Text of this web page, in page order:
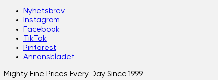
Nyhetsbrev
Instagram
Facebook
TikTok
Pinterest
Annonsbladet
Mighty Fine Prices Every Day Since 1999